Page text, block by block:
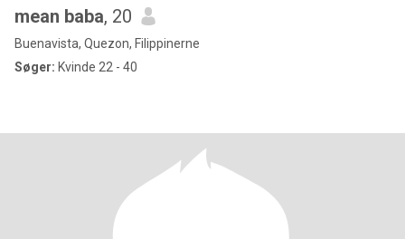
mean baba, 20
Buenavista, Quezon, Filippinerne
Søger: Kvinde 22 - 40